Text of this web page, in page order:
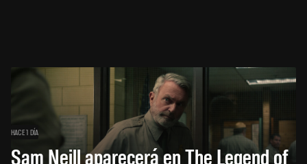
HACE 1 DÍA
Sam Neill aparecerá en The Legend of